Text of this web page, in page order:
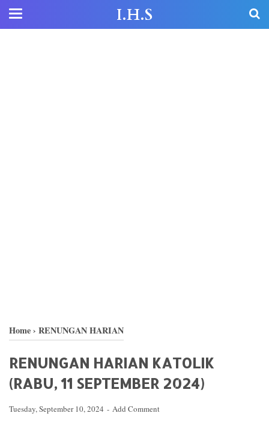
I.H.S
Home› RENUNGAN HARIAN
RENUNGAN HARIAN KATOLIK
(RABU, 11 SEPTEMBER 2024)
Tuesday, September 10, 2024 Add Comment